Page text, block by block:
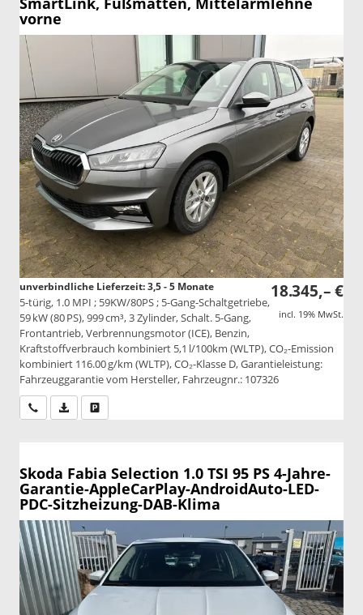
vorne
18.345,– €
incl. 19% MwSt.
unverbindliche Lieferzeit: 3,5 - 5 Monate
5-türig, 1.0 MPI ; 59KW/80PS ; 5-Gang-Schaltgetriebe,
59 kW (80 PS), 999 cm³, 3 Zylinder, Schalt. 5-Gang,
Frontantrieb, Verbrennungsmotor (ICE), Benzin,
Kraftstoffverbrauch kombiniert 5,1 l/100km (WLTP), CO₂-Emission
kombiniert 116.00 g/km (WLTP), CO₂-Klasse D, Garantieleistung:
Fahrzeuggarantie vom Hersteller, Fahrzeugnr.: 107326
Wir rufen Sie anPDF-Datei, Fahrzeugexposé drucken
Skoda Fabia Selection 1.0 TSI 95 PS 4-Jahre-
Garantie-AppleCarPlay-AndroidAuto-LED-
PDC-Sitzheizung-DAB-Klima